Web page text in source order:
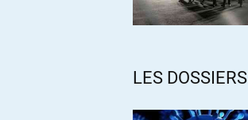
LES DOSSIERS